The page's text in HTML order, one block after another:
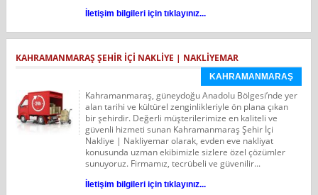
İletişim bilgileri için tıklayınız...
KAHRAMANMARAŞ ŞEHIR IÇI NAKLIYE | NAKLIYEMAR
KAHRAMANMARAŞ
Kahramanmaraş, güneydoğu Anadolu Bölgesi’nde yer
alan tarihi ve kültürel zenginlikleriyle ön plana çıkan
bir şehirdir. Değerli müşterilerimize en kaliteli ve
güvenli hizmeti sunan Kahramanmaraş Şehir İçi
Nakliye | Nakliyemar olarak, evden eve nakliyat
konusunda uzman ekibimizle sizlere özel çözümler
sunuyoruz. Firmamız, tecrübeli ve güvenilir...
İletişim bilgileri için tıklayınız...